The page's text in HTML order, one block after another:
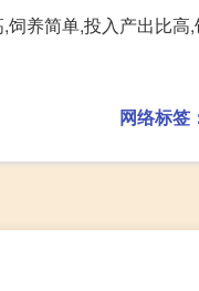
养简单,投入产出比
网络标签